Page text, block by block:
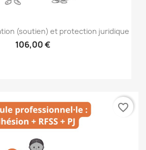
(soutien) et protection juridique
106,00 €
favorite_border